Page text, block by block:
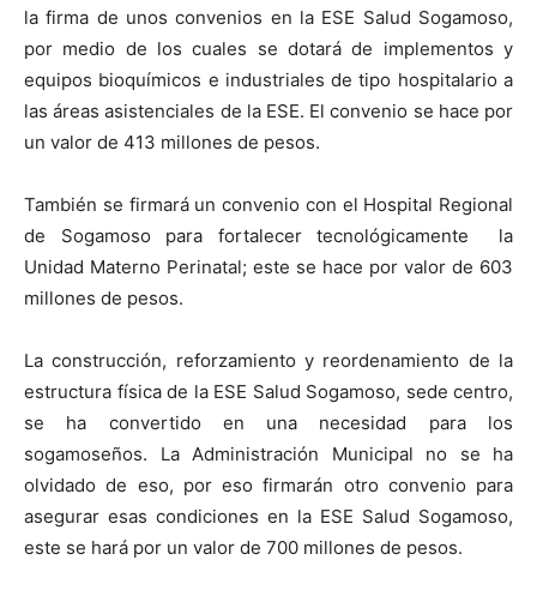
la firma de unos convenios en la ESE Salud Sogamoso,
por medio de los cuales se dotará de implementos y
equipos bioquímicos e industriales de tipo hospitalario a
las áreas asistenciales de la ESE. El convenio se hace por
un valor de 413 millones de pesos.
También se firmará un convenio con el Hospital Regional
de Sogamoso para fortalecer tecnológicamente la
Unidad Materno Perinatal; este se hace por valor de 603
millones de pesos.
La construcción, reforzamiento y reordenamiento de la
estructura física de la ESE Salud Sogamoso, sede centro,
se ha convertido en una necesidad para los
sogamoseños. La Administración Municipal no se ha
olvidado de eso, por eso firmarán otro convenio para
asegurar esas condiciones en la ESE Salud Sogamoso,
este se hará por un valor de 700 millones de pesos.